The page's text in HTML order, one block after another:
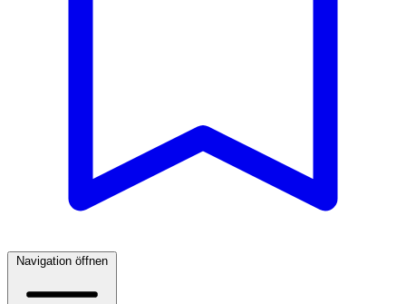
Navigation öffnen